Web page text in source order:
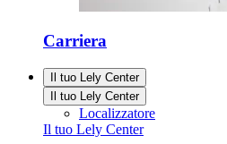
Carriera
Il tuo Lely Center
Il tuo Lely Center
Localizzatore
Il tuo Lely Center